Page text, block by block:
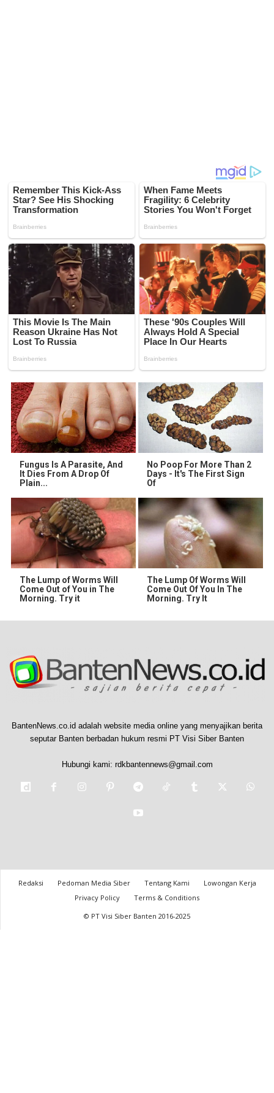
Fungus Is A Parasite, And
It Dies From A Drop Of
Plain...
No Poop For More Than 2
Days - It's The First Sign
Of
The Lump of Worms Will
Come Out of You in The
Morning. Try it
The Lump Of Worms Will
Come Out Of You In The
Morning. Try It
BantenNews.co.id adalah website media online yang menyajikan berita
seputar Banten berbadan hukum resmi PT Visi Siber Banten
Hubungi kami: rdkbantennews@gmail.com
Redaksi Pedoman Media Siber Tentang Kami
Lowongan Kerja
Privacy Policy
Terms & Conditions
© PT Visi Siber Banten 2016-2025